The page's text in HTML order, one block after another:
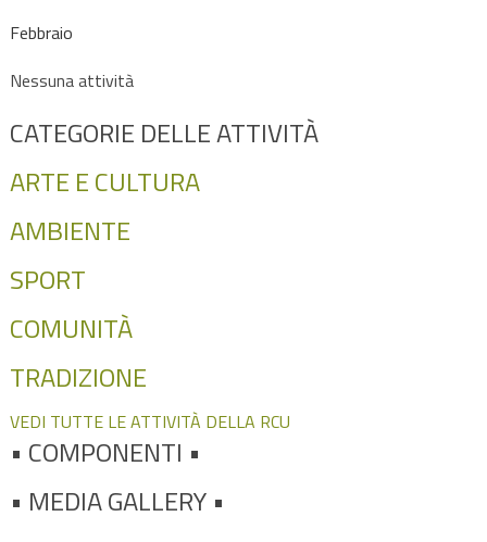
Febbraio
Nessuna attività
CATEGORIE DELLE ATTIVITÀ
ARTE E CULTURA
AMBIENTE
SPORT
COMUNITÀ
TRADIZIONE
VEDI TUTTE LE ATTIVITÀ DELLA RCU
• COMPONENTI •
• MEDIA GALLERY •